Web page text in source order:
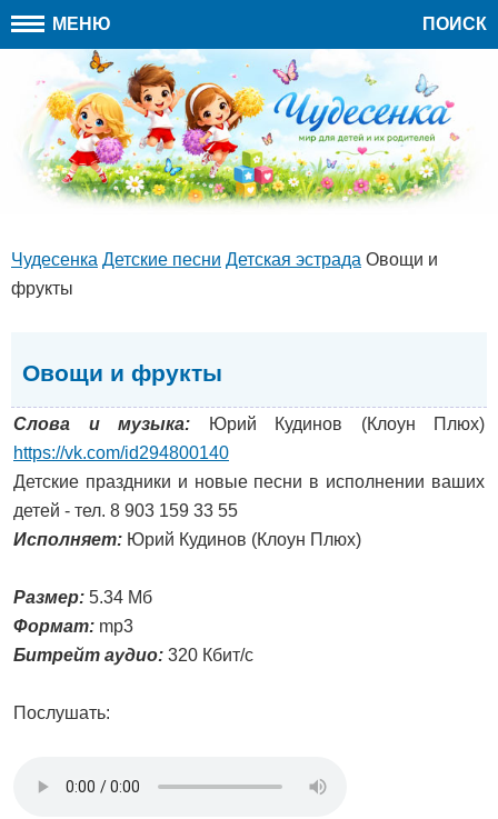
МЕНЮ ПОИСК
Чудесенка Детские песни Детская эстрада Овощи и
фрукты
Овощи и фрукты
Слова и музыка: Юрий Кудинов (Клоун Плюх)
https://vk.com/id294800140
Детские праздники и новые песни в исполнении ваших
детей - тел. 8 903 159 33 55
Исполняет: Юрий Кудинов (Клоун Плюх)
Размер: 5.34 Мб
Формат: mp3
Битрейт аудио: 320 Кбит/с
Послушать: